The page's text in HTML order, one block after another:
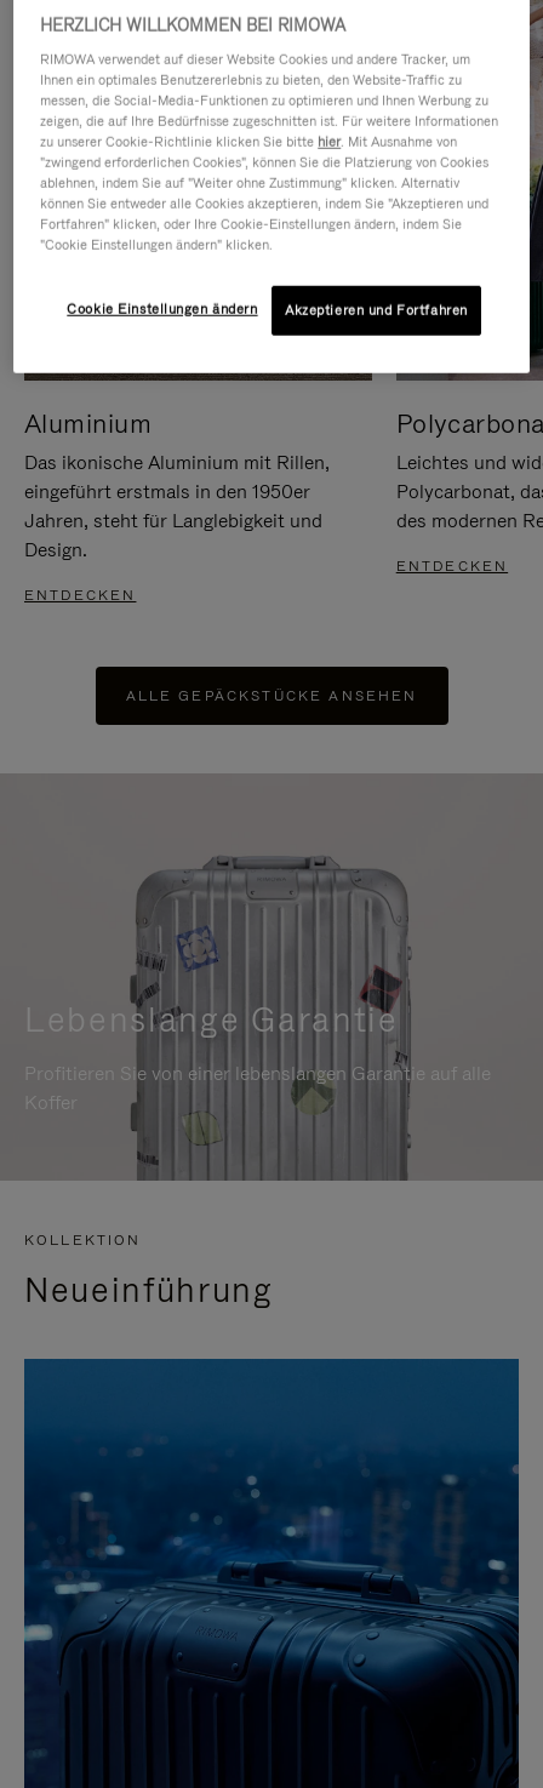
Aluminium
Das ikonische Aluminium mit Rillen,
eingeführt erstmals in den 1950er
Jahren, steht für Langlebigkeit und
Design.
ENTDECKEN
Leichtes und
Polycarbonat,
des modernen
ENTDECKEN
ALLE GEPÄCKSTÜCKE ANSEHEN
Lebenslange Garantie
Profitieren Sie von einer lebenslangen Garantie auf alle
Koffer
KOLLEKTION
Neueinführung
HERZLICH WILLKOMMEN BEI RIMOWA
RIMOWA verwendet auf dieser Website Cookies und andere Tracker, um
Ihnen ein optimales Benutzererlebnis zu bieten, den Website-Traffic zu
messen, die Social-Media-Funktionen zu optimieren und Ihnen Werbung zu
zeigen, die auf Ihre Bedürfnisse zugeschnitten ist. Für weitere Informationen
zu unserer Cookie-Richtlinie klicken Sie bitte hier. Mit Ausnahme von
"zwingend erforderlichen Cookies", können Sie die Platzierung von Cookies
ablehnen, indem Sie auf "Weiter ohne Zustimmung" klicken. Alternativ
können Sie entweder alle Cookies akzeptieren, indem Sie "Akzeptieren und
Fortfahren" klicken, oder Ihre Cookie-Einstellungen ändern, indem Sie
"Cookie Einstellungen ändern" klicken.
Cookie Einstellungen ändern Akzeptieren und Fortfahren